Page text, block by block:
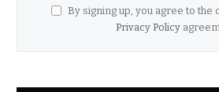
By signing up, you agree to
Privacy Policy